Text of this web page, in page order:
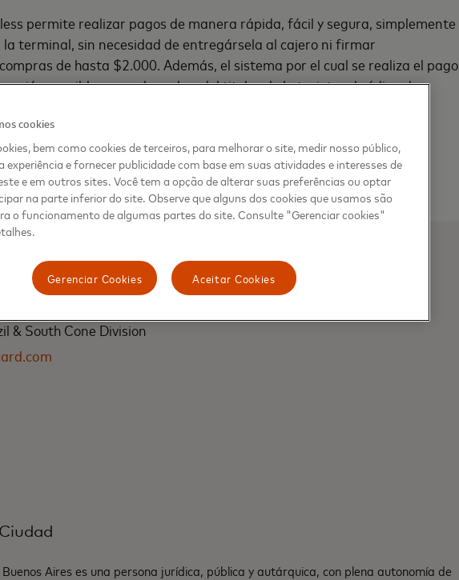
permite realizar pagos de manera rápida, fácil y segura, simplemente
terminal, sin necesidad de entregársela al cajero ni firmar
de hasta $2.000. Además, el sistema por el cual se realiza el pago
sensible como el nombre del titular de la tarjeta, el código de
ubicado al reverso de la tarjeta, ni los datos de facturación como el
junto con la información de la cuenta, se envía desde la tarjeta o
de uso único para identificar la transacción.
& South Cone Division
Aires es una persona jurídica, pública y autárquica, con plena autonomía de
cookies
bem como cookies de terceiros, para melhorar o site, medir nosso público,
experiência e fornecer publicidade com base em suas atividades e interesses de
e em outros sites. Você tem a opção de alterar suas preferências ou optar
na parte inferior do site. Observe que alguns dos cookies que usamos são
o funcionamento de algumas partes do site. Consulte "Gerenciar cookies"
Aceitar Cookies
Gerenciar Cookies